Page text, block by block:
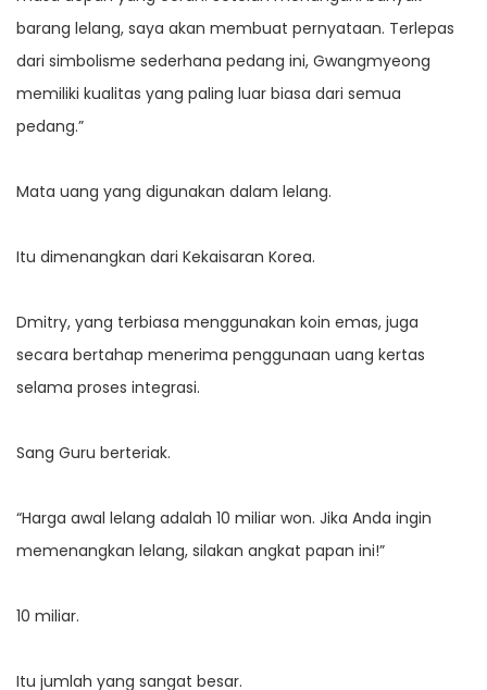
barang lelang, saya akan membuat pernyataan. Terlepas
dari simbolisme sederhana pedang ini, Gwangmyeong
memiliki kualitas yang paling luar biasa dari semua
pedang.”
Mata uang yang digunakan dalam lelang.
Itu dimenangkan dari Kekaisaran Korea.
Dmitry, yang terbiasa menggunakan koin emas, juga
secara bertahap menerima penggunaan uang kertas
selama proses integrasi.
Sang Guru berteriak.
“Harga awal lelang adalah 10 miliar won. Jika Anda ingin
memenangkan lelang, silakan angkat papan ini!”
10 miliar.
Itu jumlah yang sangat besar.